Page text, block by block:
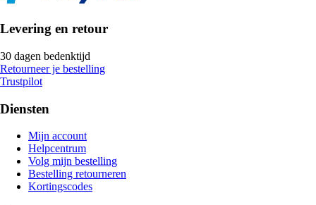
Levering en retour
30 dagen bedenktijd
Retourneer je bestelling
Trustpilot
Diensten
Mijn account
Helpcentrum
Volg mijn bestelling
Bestelling retourneren
Kortingscodes